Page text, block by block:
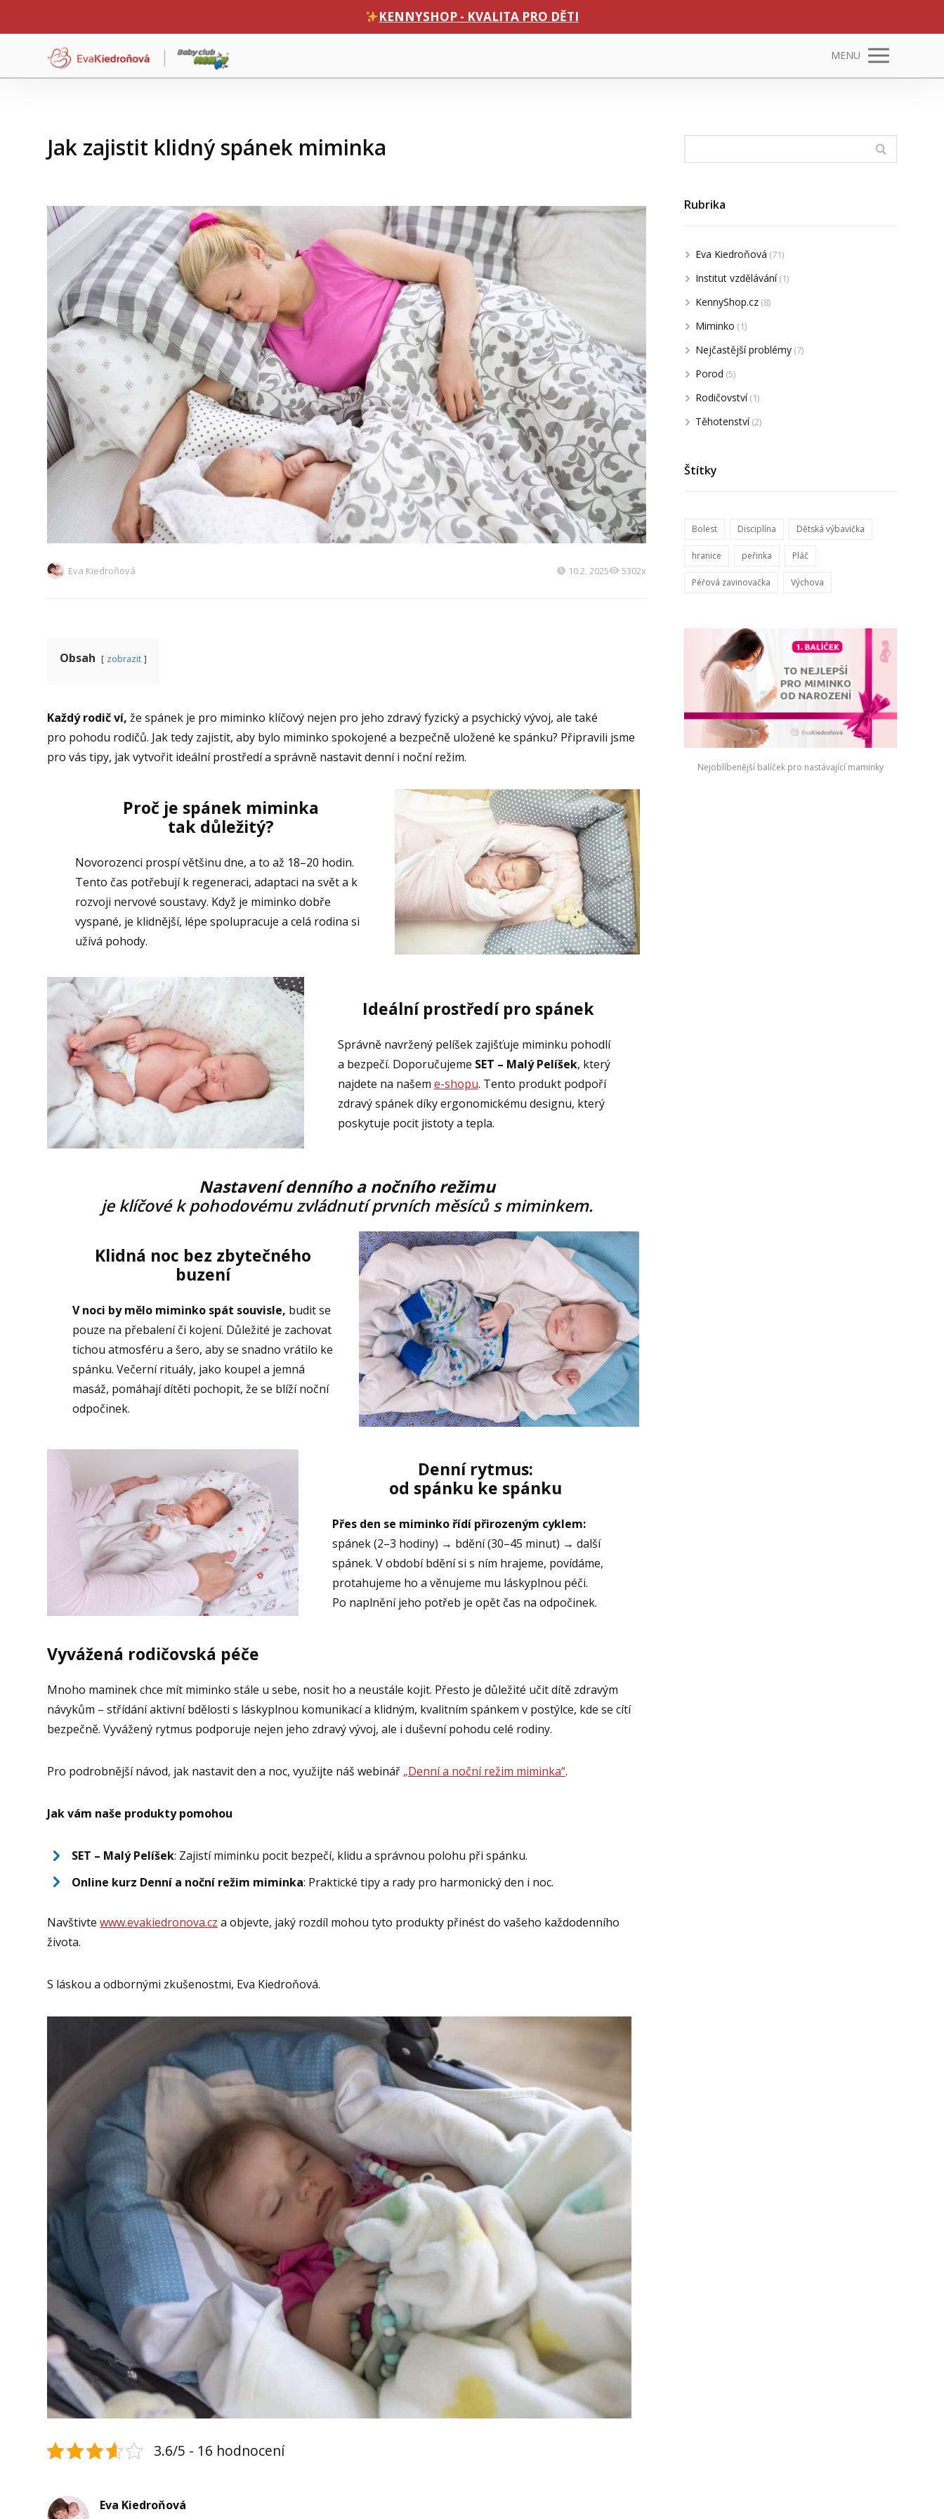
KENNYSHOP - KVALITA PRO DĚTI
MENU
Jak zajistit klidný spánek miminka
Eva Kiedroňová 10.2. 2025 5302x
Obsah zobrazit
Každý rodič ví, že spánek je pro miminko klíčový nejen pro jeho zdravý fyzický a psychický vývoj, ale také
pro pohodu rodičů. Jak tedy zajistit, aby bylo miminko spokojené a bezpečně uložené ke spánku? Připravili jsme
pro vás tipy, jak vytvořit ideální prostředí a správně nastavit denní i noční režim.
Proč je spánek miminka
tak důležitý?
Novorozenci prospí většinu dne, a to až 18–20 hodin.
Tento čas potřebují k regeneraci, adaptaci na svět a k
rozvoji nervové soustavy. Když je miminko dobře
vyspané, je klidnější, lépe spolupracuje a celá rodina si
užívá pohody.
Ideální prostředí pro spánek
Správně navržený pelíšek zajišťuje miminku pohodlí
a bezpečí. Doporučujeme SET – Malý Pelíšek, který
najdete na našem e-shopu. Tento produkt podpoří
zdravý spánek díky ergonomickému designu, který
poskytuje pocit jistoty a tepla.
Nastavení denního a nočního režimu
je klíčové k pohodovému zvládnutí prvních měsíců s miminkem.
Klidná noc bez zbytečného
buzení
V noci by mělo miminko spát souvisle, budit se
pouze na přebalení či kojení. Důležité je zachovat
tichou atmosféru a šero, aby se snadno vrátilo ke
spánku. Večerní rituály, jako koupel a jemná
masáž, pomáhají dítěti pochopit, že se blíží noční
odpočinek.
Denní rytmus:
od spánku ke spánku
Přes den se miminko řídí přirozeným cyklem:
spánek (2–3 hodiny) → bdění (30–45 minut) → další
spánek. V období bdění si s ním hrajeme, povídáme,
protahujeme ho a věnujeme mu láskyplnou péči.
Po naplnění jeho potřeb je opět čas na odpočinek.
Vyvážená rodičovská péče
Mnoho maminek chce mít miminko stále u sebe, nosit ho a neustále kojit. Přesto je důležité učit dítě zdravým
návykům – střídání aktivní bdělosti s láskyplnou komunikací a klidným, kvalitním spánkem v postýlce, kde se cítí
bezpečně. Vyvážený rytmus podporuje nejen jeho zdravý vývoj, ale i duševní pohodu celé rodiny.
Pro podrobnější návod, jak nastavit den a noc, využijte náš webinář „Denní a noční režim miminka“.
Jak vám naše produkty pomohou
SET – Malý Pelíšek: Zajistí miminku pocit bezpečí, klidu a správnou polohu při spánku.
Online kurz Denní a noční režim miminka: Praktické tipy a rady pro harmonický den i noc.
Navštivtewww.evakiedronova.cz a objevte, jaký rozdíl mohou tyto produkty přinést do vašeho každodenního
života.
S láskou a odbornými zkušenostmi, Eva Kiedroňová.
3.6/5 - 16 hodnocení
Eva Kiedroňová
Rubrika
Eva Kiedroňová (71)
Institut vzdělávání(1)
KennyShop.cz (8)
Miminko (1)
Nejčastější problémy (7)
Porod (5)
Rodičovství(1)
Těhotenství(2)
Štítky
Bolest Disciplína Dětská výbavička
hranice peřinka Pláč
Péřová zavinovačka Výchova
Nejoblíbenější balíček pro nastávající maminky